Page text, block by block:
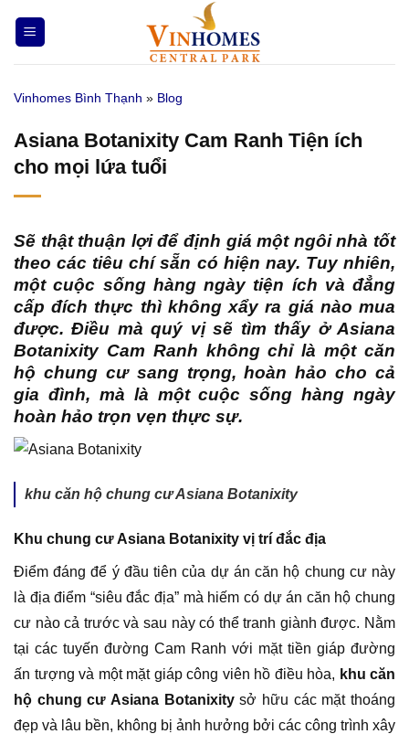
qua
nội
Vinhomes Bình Thạnh » Blog
Asiana Botanixity Cam Ranh Tiện ích
cho mọi lứa tuổi
Sẽ thật thuận lợi để định giá một ngôi nhà tốt
theo các tiêu chí sẵn có hiện nay. Tuy nhiên,
một cuộc sống hàng ngày tiện ích và đẳng
cấp đích thực thì không xẩy ra giá nào mua
được. Điều mà quý vị sẽ tìm thấy ở Asiana
Botanixity Cam Ranh không chỉ là một căn
hộ chung cư sang trọng, hoàn hảo cho cả
gia đình, mà là một cuộc sống hàng ngày
hoàn hảo trọn vẹn thực sự.
khu căn hộ chung cư Asiana Botanixity
Khu chung cư Asiana Botanixity vị trí đắc địa
Điểm đáng để ý đầu tiên của dự án căn hộ chung cư này
là địa điểm “siêu đắc địa” mà hiếm có dự án căn hộ chung
cư nào cả trước và sau này có thể tranh giành được. Nằm
tại các tuyến đường Cam Ranh với mặt tiền giáp đường
ấn tượng và một mặt giáp công viên hồ điều hòa, khu căn
hộ chung cư Asiana Botanixitysở hữu các mặt thoáng
đẹp và lâu bền, không bị ảnh hưởng bởi các công trình xây